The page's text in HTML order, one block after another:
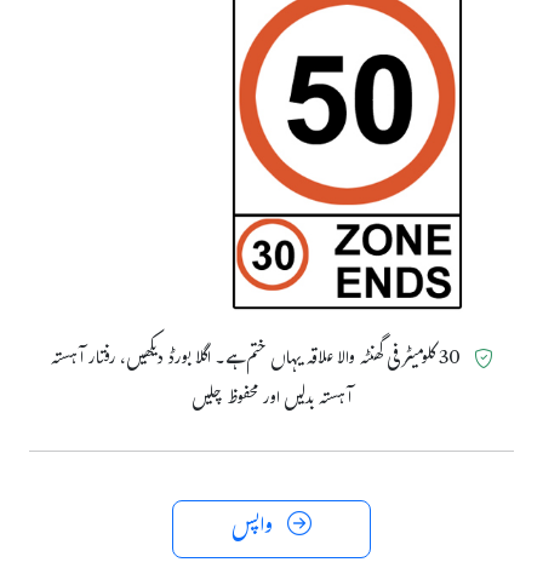
30 کلومیٹر فی گھنٹہ والا علاقہ یہاں ختم ہے۔ اگلا بورڈ دیکھیں، رفتار آہستہ
آہستہ بدلیں اور محفوظ چلیں
واپس